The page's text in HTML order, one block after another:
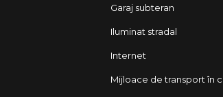
Garaj subteran
Iluminat stradal
Internet
Mijloace de transport în